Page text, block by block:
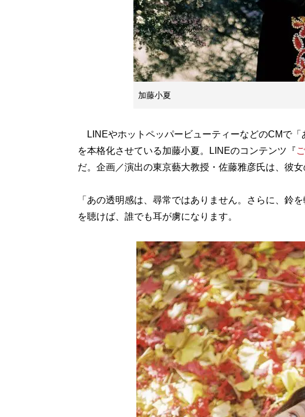
加藤小夏
LINEやホットペッパービューティーなどのCMで
を本格化させている加藤小夏。LINEのコンテンツ『
だ。企画／演出の東京藝大教授・佐藤雅彦氏は、彼
「あの透明感は、尋常ではありません。さらに、鈴
を聴けば、誰でも耳が虜になります。